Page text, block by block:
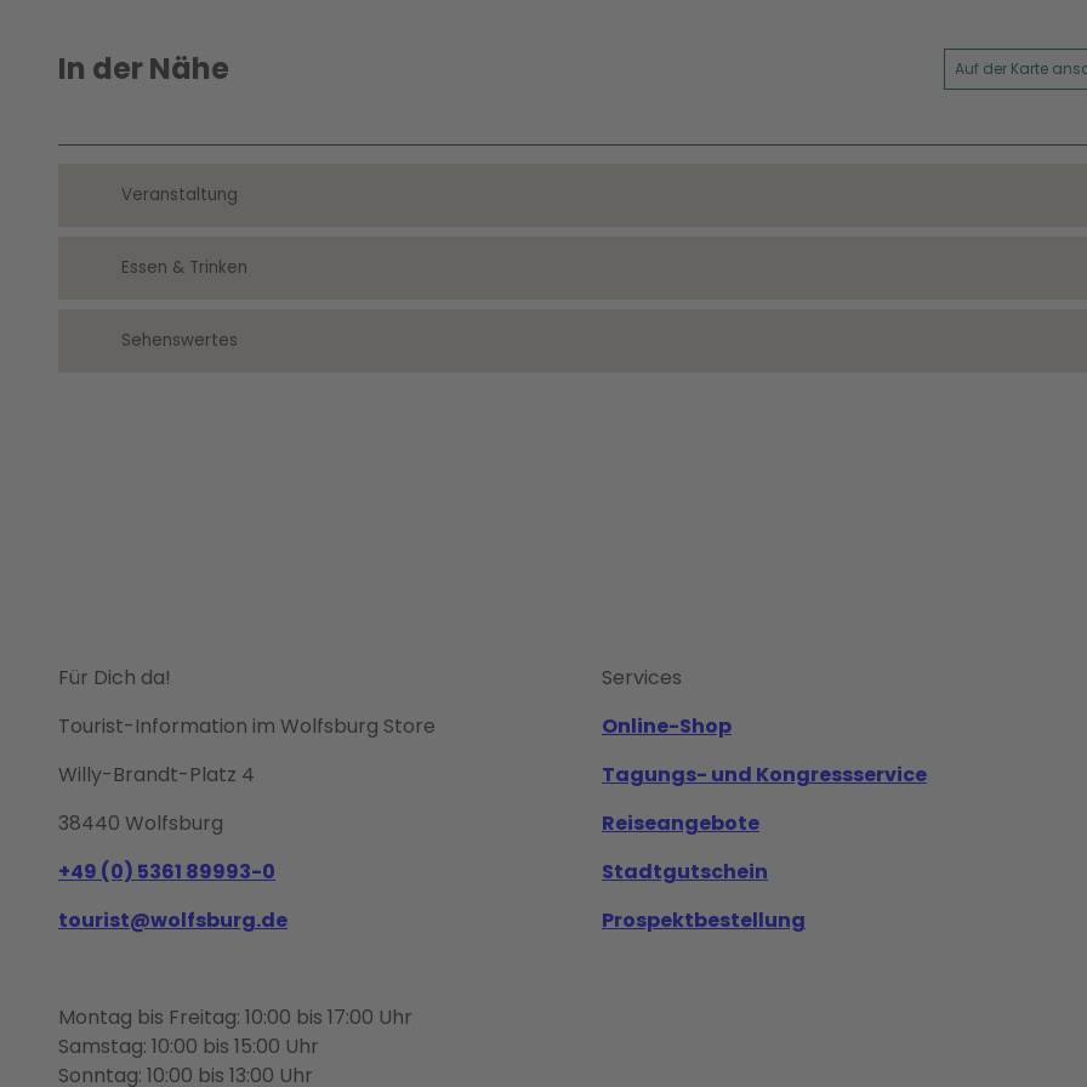
In der Nähe Auf der Karte
Veranstaltung
Essen & Trinken
Sehenswertes
Für Dich da!
Tourist-Information im Wolfsburg Store
Willy-Brandt-Platz 4
38440 Wolfsburg
+49 (0) 5361 89993-0
tourist@wolfsburg.de
Montag bis Freitag: 10:00 bis 17:00 Uhr
Samstag: 10:00 bis 15:00 Uhr
Sonntag: 10:00 bis 13:00 Uhr
Services
Online-Shop
Tagungs- und Kongressservice
Reiseangebote
Stadtgutschein
Prospektbestellung